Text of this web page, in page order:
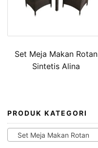
Set Meja Makan Rotan
Sintetis Alina
PRODUK KATEGORI
Set Meja Makan Rotan